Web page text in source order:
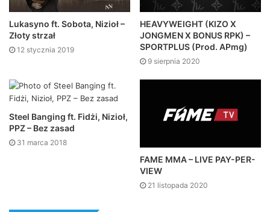
Lukasyno ft. Sobota, Nizioł –
Złoty strzał
12 stycznia 2019
HEAVYWEIGHT (KIZO X
JONGMEN X BONUS RPK) –
SPORTPLUS (Prod. APmg)
9 sierpnia 2020
Steel Banging ft. Fidżi, Nizioł,
PPZ – Bez zasad
31 marca 2018
FAME MMA – LIVE PAY-PER-
VIEW
21 listopada 2020